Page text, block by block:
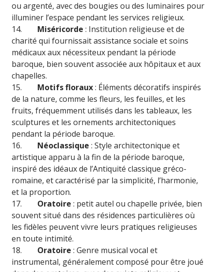
ou argenté, avec des bougies ou des luminaires pour
illuminer l’espace pendant les services religieux.
14. Miséricorde : Institution religieuse et de
charité qui fournissait assistance sociale et soins
médicaux aux nécessiteux pendant la période
baroque, bien souvent associée aux hôpitaux et aux
chapelles.
15. Motifs floraux: Éléments décoratifs inspirés
de la nature, comme les fleurs, les feuilles, et les
fruits, fréquemment utilisés dans les tableaux, les
sculptures et les ornements architectoniques
pendant la période baroque.
16. Néoclassique : Style architectonique et
artistique apparu à la fin de la période baroque,
inspiré des idéaux de l’Antiquité classique gréco-
romaine, et caractérisé par la simplicité, l’harmonie,
et la proportion.
17. Oratoire : petit autel ou chapelle privée, bien
souvent situé dans des résidences particulières où
les fidèles peuvent vivre leurs pratiques religieuses
en toute intimité.
18. Oratoire : Genre musical vocal et
instrumental, généralement composé pour être joué